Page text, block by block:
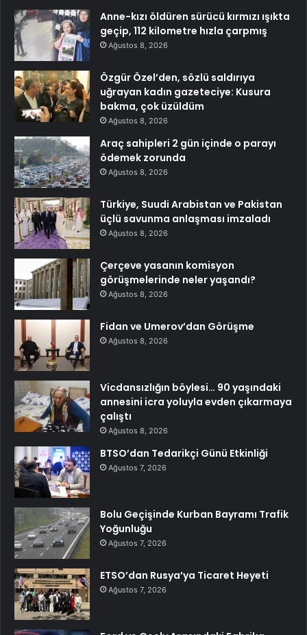
Anne-kızı öldüren sürücü kırmızı ışıkta
geçip, 112 kilometre hızla çarpmış
Ağustos 8, 2026
Özgür Özel’den, sözlü saldırıya
uğrayan kadın gazeteciye: Kusura
bakma, çok üzüldüm
Ağustos 8, 2026
Araç sahipleri 2 gün içinde o parayı
ödemek zorunda
Ağustos 8, 2026
Türkiye, Suudi Arabistan ve Pakistan
üçlü savunma anlaşması imzaladı
Ağustos 8, 2026
Çerçeve yasanın komisyon
görüşmelerinde neler yaşandı?
Ağustos 8, 2026
Fidan ve Umerov’dan Görüşme
Ağustos 8, 2026
Vicdansızlığın böylesi… 90 yaşındaki
annesini icra yoluyla evden çıkarmaya
çalıştı
Ağustos 8, 2026
BTSO’dan Tedarikçi Günü Etkinliği
Ağustos 7, 2026
Bolu Geçişinde Kurban Bayramı Trafik
Yoğunluğu
Ağustos 7, 2026
ETSO’dan Rusya’ya Ticaret Heyeti
Ağustos 7, 2026